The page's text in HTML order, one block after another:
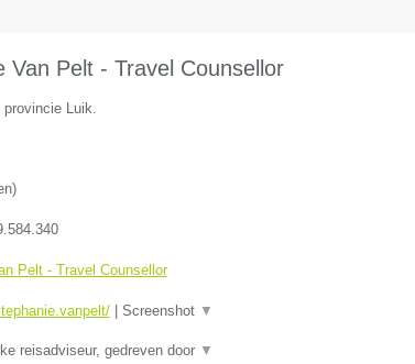
Van Pelt - Travel Counsellor
Luik.
)
Pelt - Travel Counsellor
| Screenshot ▼
reisadviseur, gedreven door ▼